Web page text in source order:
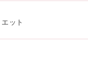
ット